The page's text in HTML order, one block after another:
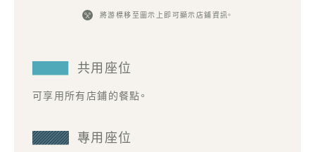
將游標移至圖示上即可顯示店鋪資訊。
共用座位
可享用所有店鋪的餐點。
專用座位